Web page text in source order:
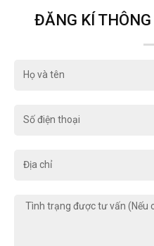
ĐĂNG KÍ
Tình